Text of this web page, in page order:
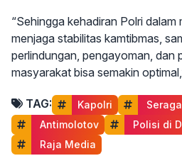
“Sehingga kehadiran Polri dalam
menjaga stabilitas kamtibmas,
perlindungan, pengayoman, dan
masyarakat bisa semakin
TAG: Kapolri
Antimolotov
Polisi di
Raja Media